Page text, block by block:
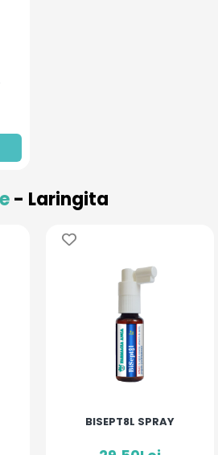
- Laringita
BISEPT8L SPRAY